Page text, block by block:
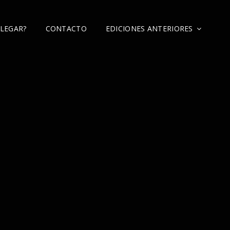
CONTACTO EDICIONES ANTERIORES